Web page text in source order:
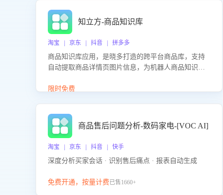
知立方-商品知识库
淘宝 | 京东 | 抖音 | 拼多多
商品知识库应用，是晓多打造的跨平台商品库，支持
自动提取商品详情页图片信息，为机器人商品知识问
商品知识。
限时免费
商品售后问题分析-数码家电-[VOC AI]
淘宝 | 京东 | 抖音 | 快手
深度分析买家会话 · 识别售后痛点 · 报表自动生成
免费开通，按量计费已售1660+